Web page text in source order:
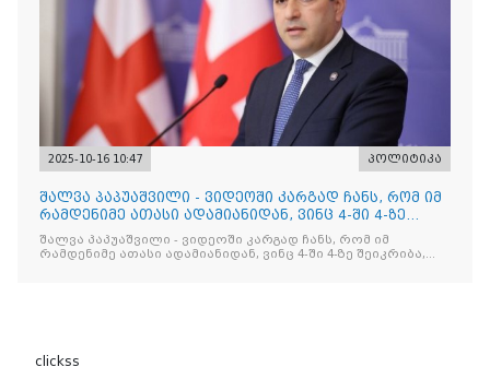
2025-10-16 10:47 პოლიტიკა
შალვა პაპუაშვილი - ვიდეოში კარგად ჩანს, რომ იმ
რამდენიმე ათასი ადამიანიდან, ვინც 4-ში 4-ზე
შეიკრიბა,
შალვა პაპუაშვილი - ვიდეოში კარგად ჩანს, რომ იმ
რამდენიმე ათასი ადამიანიდან, ვინც 4-ში 4-ზე შეიკრიბა,
clickss